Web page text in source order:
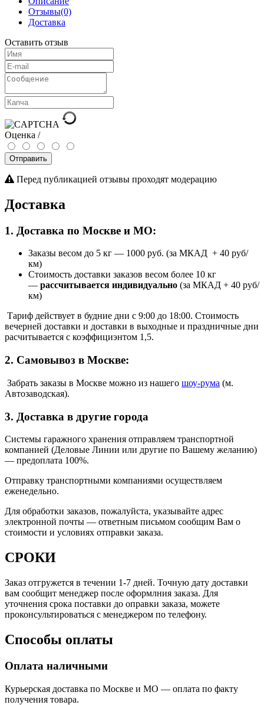
Отзывы(0)
Доставка
Оставить отзыв
Оценка /
Отправить
Перед публикацией отзывы проходят модерацию
Доставка
1. Доставка по Москве и МО:
Заказы весом до 5 кг — 1000 руб. (за МКАД + 40 руб/
км)
Стоимость доставки заказов весом более 10 кг
— рассчитывается индивидуально (за МКАД + 40 руб/
км)
Тариф действует в будние дни с 9:00 до 18:00. Стоимость
вечерней доставки и доставки в выходные и праздничные дни
расчитывается с коэффициэнтом 1,5.
2. Самовывоз в Москве:
Забрать заказы в Москве можно из нашего шоу-рума (м.
Автозаводская).
3. Доставка в другие города
Системы гаражного хранения отправляем транспортной
компанией (Деловые Линии или другие по Вашему желанию)
— предоплата 100%.
Отправку транспортными компаниями осуществляем
еженедельно.
Для обработки заказов, пожалуйста, указывайте адрес
электронной почты — ответным письмом сообщим Вам о
стоимости и условиях отправки заказа.
СРОКИ
Заказ отгружется в течении 1-7 дней. Точную дату доставки
вам сообщит менеджер после оформлния заказа. Для
уточнения срока поставки до оправки заказа, можете
проконсультироваться с менеджером по телефону.
Способы оплаты
Оплата наличными
Курьерская доставка по Москве и МО — оплата по факту
получения товара.